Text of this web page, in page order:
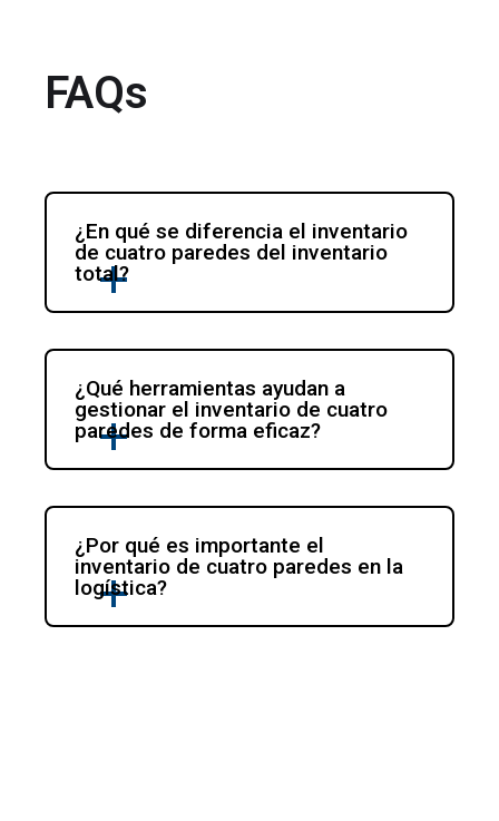
FAQs
¿En qué se diferencia el inventario
de cuatro paredes del inventario
total?
¿Qué herramientas ayudan a
gestionar el inventario de cuatro
paredes de forma eficaz?
¿Por qué es importante el
inventario de cuatro paredes en la
logística?